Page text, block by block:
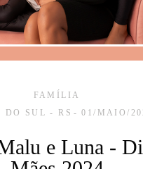
FAMÍLIA
DO SUL - RS
01/MAIO/
e Luna -